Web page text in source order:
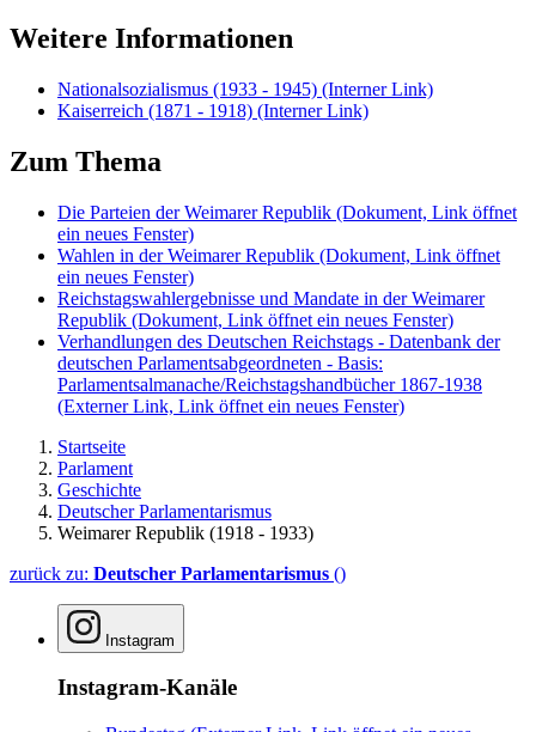
Weitere Informationen
Nationalsozialismus (1933 - 1945) (Interner Link)
Kaiserreich (1871 - 1918) (Interner Link)
Zum Thema
Die Parteien der Weimarer Republik (Dokument, Link öffnet
ein neues Fenster)
Wahlen in der Weimarer Republik (Dokument, Link öffnet
ein neues Fenster)
Reichstagswahlergebnisse und Mandate in der Weimarer
Republik (Dokument, Link öffnet ein neues Fenster)
Verhandlungen des Deutschen Reichstags - Datenbank der
deutschen Parlamentsabgeordneten - Basis:
Parlamentsalmanache/Reichstagshandbücher 1867-1938
(Externer Link, Link öffnet ein neues Fenster)
Startseite
Parlament
Geschichte
Deutscher Parlamentarismus
Weimarer Republik (1918 - 1933)
zurück zu: Deutscher Parlamentarismus ()
Instagram
Instagram-Kanäle